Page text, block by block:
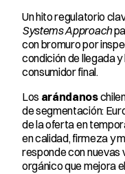
Systems Approach
con bromuro por
condición de llegada
consumidor final.
Los arándanos
de segmentación:
de la oferta en
en calidad, firmeza y
responde con nuevas
orgánico que mejora